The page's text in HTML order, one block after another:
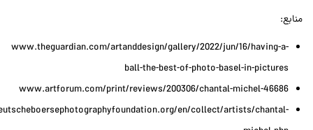
منابع:
www.theguardian.com/artanddesign/gallery/2022/jun/16/having-a-
ball-the-best-of-photo-basel-in-pictures
www.artforum.com/print/reviews/200306/chantal-michel-46686
en/collect/artists/chantal-